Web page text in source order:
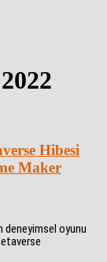
Hibesi
Maker
deneyimsel oyunu